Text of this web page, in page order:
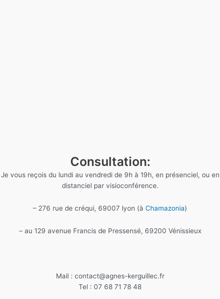
Consultation:
Je vous reçois du lundi au vendredi de 9h à 19h, en présenciel, ou en
distanciel par visioconférence.
– 276 rue de créqui, 69007 lyon (à Chamazonia)
– au 129 avenue Francis de Pressensé, 69200 Vénissieux
Mail : contact@agnes-kerguillec.fr
Tel : 07 68 71 78 48